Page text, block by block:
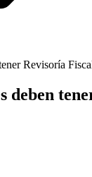
Revisoría
deben